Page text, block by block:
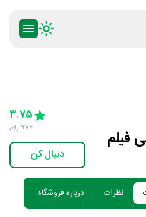
فیلم
3 Stars
4 Stars
5 Stars
3.75
976 رای
دنبال کن
نظرات درباره فروشگاه